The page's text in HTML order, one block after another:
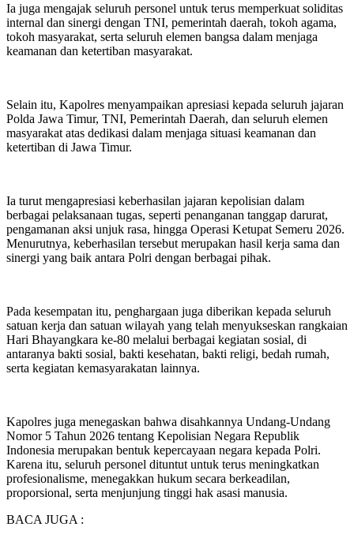
Ia juga mengajak seluruh personel untuk terus memperkuat soliditas
internal dan sinergi dengan TNI, pemerintah daerah, tokoh agama,
tokoh masyarakat, serta seluruh elemen bangsa dalam menjaga
keamanan dan ketertiban masyarakat.
Selain itu, Kapolres menyampaikan apresiasi kepada seluruh jajaran
Polda Jawa Timur, TNI, Pemerintah Daerah, dan seluruh elemen
masyarakat atas dedikasi dalam menjaga situasi keamanan dan
ketertiban di Jawa Timur.
Ia turut mengapresiasi keberhasilan jajaran kepolisian dalam
berbagai pelaksanaan tugas, seperti penanganan tanggap darurat,
pengamanan aksi unjuk rasa, hingga Operasi Ketupat Semeru 2026.
Menurutnya, keberhasilan tersebut merupakan hasil kerja sama dan
sinergi yang baik antara Polri dengan berbagai pihak.
Pada kesempatan itu, penghargaan juga diberikan kepada seluruh
satuan kerja dan satuan wilayah yang telah menyukseskan rangkaian
Hari Bhayangkara ke-80 melalui berbagai kegiatan sosial, di
antaranya bakti sosial, bakti kesehatan, bakti religi, bedah rumah,
serta kegiatan kemasyarakatan lainnya.
Kapolres juga menegaskan bahwa disahkannya Undang-Undang
Nomor 5 Tahun 2026 tentang Kepolisian Negara Republik
Indonesia merupakan bentuk kepercayaan negara kepada Polri.
Karena itu, seluruh personel dituntut untuk terus meningkatkan
profesionalisme, menegakkan hukum secara berkeadilan,
proporsional, serta menjunjung tinggi hak asasi manusia.
BACA JUGA :